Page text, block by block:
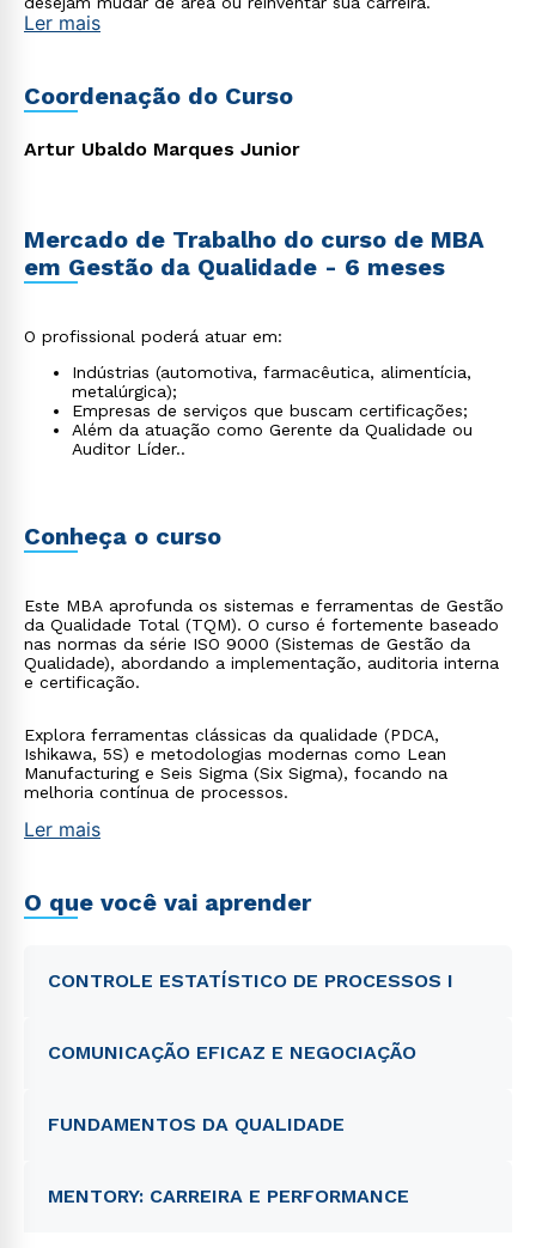
Ler mais
Coordenação do Curso
Artur Ubaldo Marques Junior
Mercado de Trabalho do curso de MBA
em Gestão da Qualidade - 6 meses
O profissional poderá atuar em:
Indústrias (automotiva, farmacêutica, alimentícia,
metalúrgica);
Empresas de serviços que buscam certificações;
Além da atuação como Gerente da Qualidade ou
Auditor Líder..
Conheça o curso
Este MBA aprofunda os sistemas e ferramentas de Gestão
da Qualidade Total (TQM). O curso é fortemente baseado
nas normas da série ISO 9000 (Sistemas de Gestão da
Qualidade), abordando a implementação, auditoria interna
e certificação.
Explora ferramentas clássicas da qualidade (PDCA,
Ishikawa, 5S) e metodologias modernas como Lean
Manufacturing e Seis Sigma (Six Sigma), focando na
melhoria contínua de processos.
Ler mais
O que você vai aprender
CONTROLE ESTATÍSTICO DE PROCESSOS I
COMUNICAÇÃO EFICAZ E NEGOCIAÇÃO
FUNDAMENTOS DA QUALIDADE
MENTORY: CARREIRA E PERFORMANCE